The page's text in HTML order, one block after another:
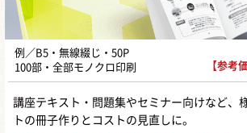
例／B5・無線綴じ・50P
100部・全部モノクロ印刷
【参考
講座テキスト・問題集やセミナー向けなど、
トの冊子作りとコストの見直しに。